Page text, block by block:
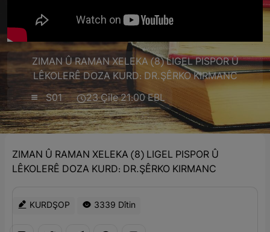
ZIMAN Û RAMAN XELEKA (8) LIGEL PISPOR Û
LÊKOLERÊ DOZA KURD: DR.ŞÊRKO KIRMANC
S01
23 Çile 21:00 EBL
ZIMAN Û RAMAN XELEKA (8) LIGEL PISPOR Û
LÊKOLERÊ DOZA KURD: DR.ŞÊRKO KIRMANC
KURDŞOP 3339 Dîtin